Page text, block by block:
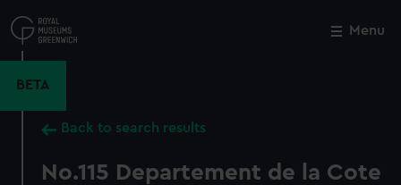
to
main
Menu
BETA
Back to search results
No.115 Departement de la Cote
Close